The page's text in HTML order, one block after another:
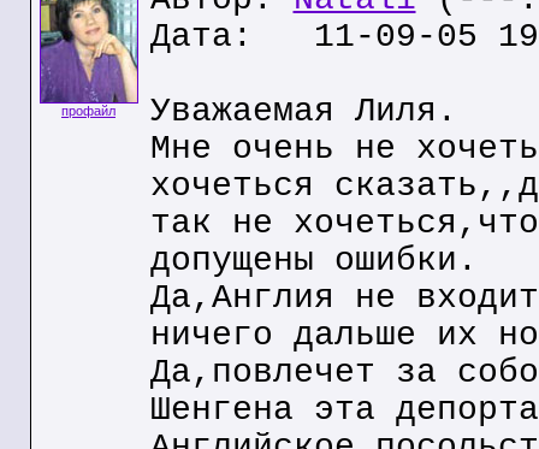
профайл
Дата: 11-09-05
Уважаемая Лиля.
Мне очень не
хочеться
так не
допущены ошибки.
Да,Англия не
ничего дальше их
Да,повлечет за
Шенгена эта